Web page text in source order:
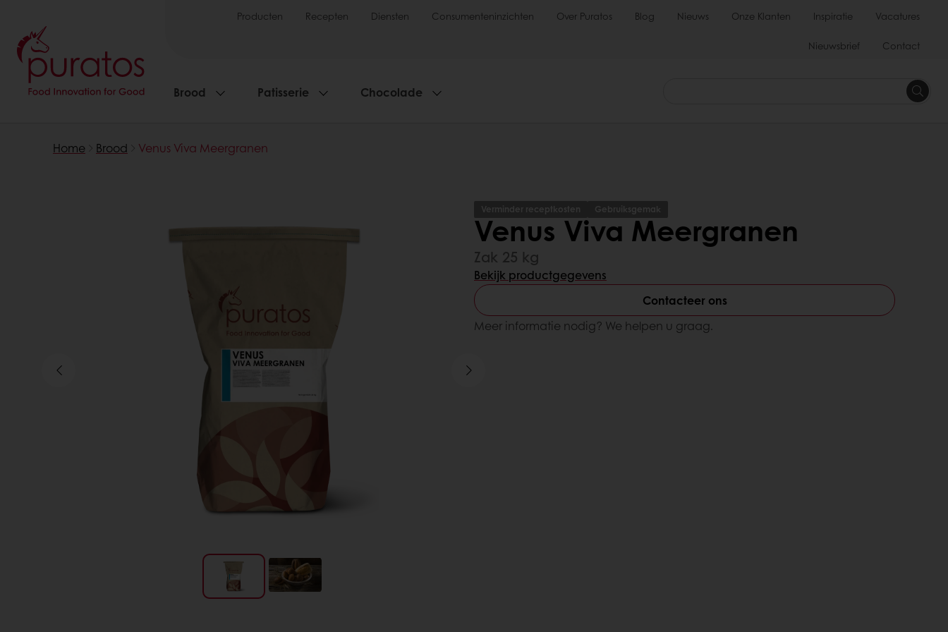
Producten Recepten Diensten Consumenteninzichten Over Puratos Blog Nieuws Onze Klanten Inspiratie Vacatures
Nieuwsbrief Contact
Brood Patisserie Chocolade
Home Brood Venus Viva Meergranen
Verminder receptkosten Gebruiksgemak
Venus Viva Meergranen
Zak 25 kg
Bekijk productgegevens
Contacteer ons
Meer informatie nodig? We helpen u graag.